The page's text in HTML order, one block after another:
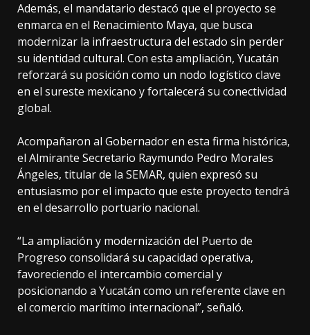
Además, el mandatario destacó que el proyecto se
enmarca en el Renacimiento Maya, que busca
modernizar la infraestructura del estado sin perder
su identidad cultural. Con esta ampliación, Yucatán
reforzará su posición como un nodo logístico clave
en el sureste mexicano y fortalecerá su conectividad
global.
Acompañaron al Gobernador en esta firma histórica,
el Almirante Secretario Raymundo Pedro Morales
Ángeles, titular de la SEMAR, quien expresó su
entusiasmo por el impacto que este proyecto tendrá
en el desarrollo portuario nacional.
“La ampliación y modernización del Puerto de
Progreso consolidará su capacidad operativa,
favoreciendo el intercambio comercial y
posicionando a Yucatán como un referente clave en
el comercio marítimo internacional”, señaló.